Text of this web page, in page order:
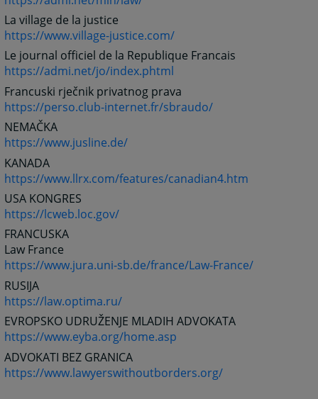
La village de la justice
https://www.village-justice.com/
Le journal officiel de la Republique Francais
https://admi.net/jo/index.phtml
Francuski rječnik privatnog prava
https://perso.club-internet.fr/sbraudo/
NEMAČKA
https://www.jusline.de/
KANADA
https://www.llrx.com/features/canadian4.htm
USA KONGRES
https://lcweb.loc.gov/
FRANCUSKA
Law France
https://www.jura.uni-sb.de/france/Law-France/
RUSIJA
https://law.optima.ru/
EVROPSKO UDRUŽENJE MLADIH ADVOKATA
https://www.eyba.org/home.asp
ADVOKATI BEZ GRANICA
https://www.lawyerswithoutborders.org/